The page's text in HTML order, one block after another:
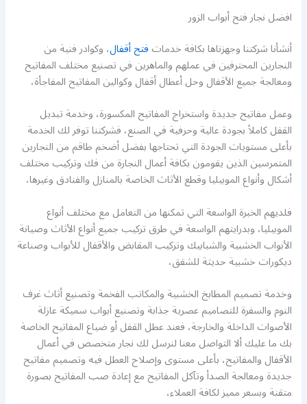
افضل نجار فتح أبواب الزور
أنشأنا شركتنا وجهزناها بكافة خدماتفتح أقفال، وكوادر فنية من
النجارين المحترفين في عملهم والماهرين في تصنيع مختلف المفاتيح
ومعالجة جميع الأقفال وحل أعطال أقفال وكوالين المفاتيح المفاجأة،
وعمل مفاتيح جديدة واستخراج المفاتيح المكسورة، وخدمة تبديل
القفل كاملاً بجودة عالية وحرفية في الصنع، فشركتنا توفر لك الخدمة
بأعلى مستويات الجودة التي تحتاجها بفضل أضخم طاقم من النجارين
المتمرسين الذين يقومون بكافة أعمال النجارة من فك وتركيب مختلف
أشكال وأنواع الموبيليا وقطع الأثاث الخاصة بالمنازل والفنادق وغيرها،
فلديهم الخبرة الواسعة التي تمكنها من التعامل مع مختلف أنواع
الموبيليا، وبدرايتهم الواسعة في طرق تركيب جميع أنواع الأثاث وصيانة
الأبواب الخشبية والشبابيك وتركيب المقابض والأقفال للأبواب وصناعة
ديكورات خشبية حديثة للشقق،
وخدمة تصميم المطابخ الخشبية والمكاتب الفخمة وتصنيع أثاث غرف
النوم والسفرة للتصاميم عصرية جذابة وتصنيع أبواب سميكة عازلة
الأصوات الداخلة والخارجة، فعند عطل القفل أو ضياع المفاتيح الخاصة
بك ما عليك ألا التواصل معنا لنرسل لك نجار متخصص في أعمال
الأقفال والمفاتيح، بأعلى مستوى وإصلاح العطل فيه وتصميم مفاتيح
جديدة ومعالجة الصدأ وتآكل المفاتيح مع إعادة صب المفاتيح بصورة
متقنة وبسعر مميز لكافة العملاء،